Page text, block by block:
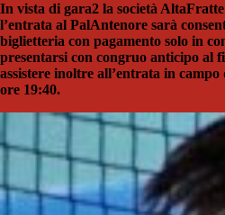
In vista di gara2 la società
l’entrata al PalAntenore sarà
biglietteria con pagamento solo in
presentarsi con congruo anticipo al
assistere inoltre all’entrata in
ore 19:40.